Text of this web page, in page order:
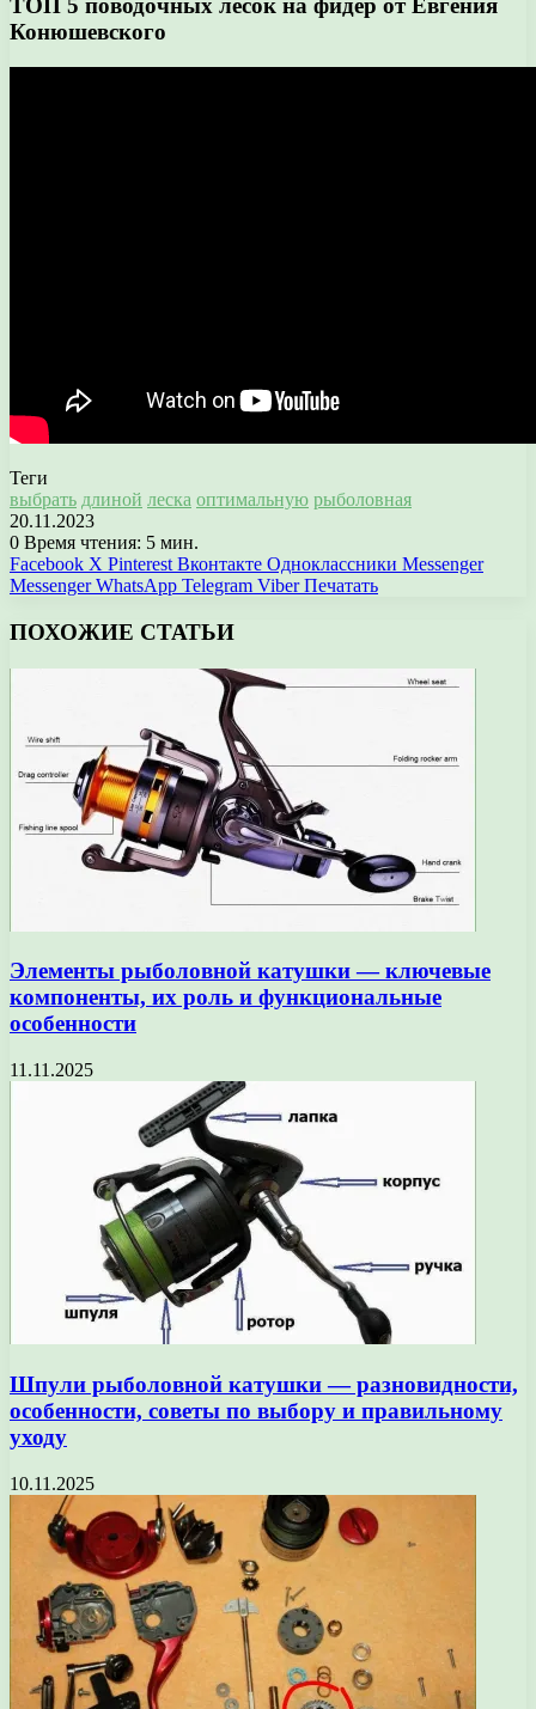
Конюшевского
Теги
выбрать длиной леска оптимальную рыболовная
20.11.2023
0 Время чтения: 5 мин.
Facebook X Pinterest Вконтакте Одноклассники Messenger
Messenger WhatsApp Telegram Viber Печатать
ПОХОЖИЕ СТАТЬИ
Элементы рыболовной катушки — ключевые
компоненты, их роль и функциональные
особенности
11.11.2025
Шпули рыболовной катушки — разновидности,
особенности, советы по выбору и правильному
уходу
10.11.2025